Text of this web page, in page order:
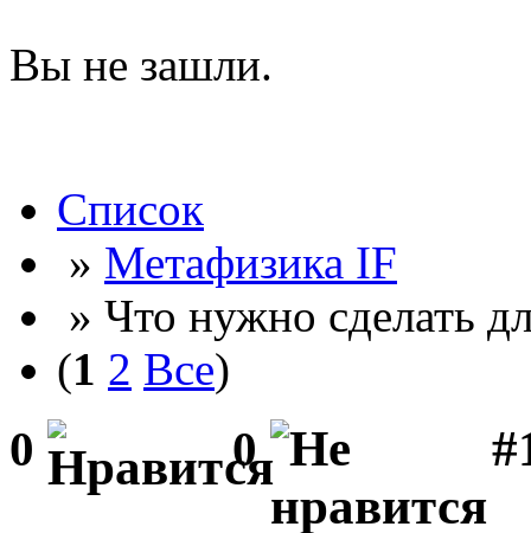
Вы не зашли.
Список
» Метафизика IF
» Что нужно сделать
(1 2 Все)
0 0